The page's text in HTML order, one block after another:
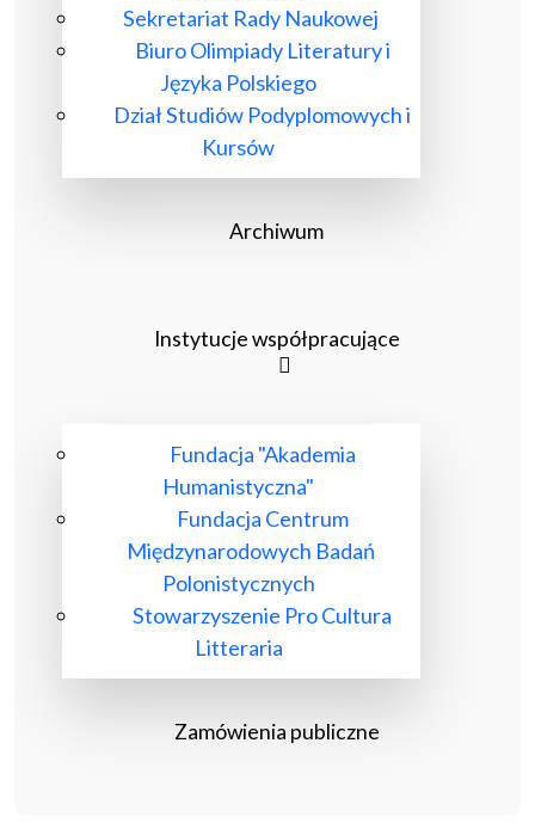
Sekretariat Rady Naukowej
Biuro Olimpiady Literatury i
Języka Polskiego
Dział Studiów Podyplomowych i
Kursów
Archiwum
Instytucje współpracujące
Fundacja "Akademia
Humanistyczna"
Fundacja Centrum
Międzynarodowych Badań
Polonistycznych
Stowarzyszenie Pro Cultura
Litteraria
Zamówienia publiczne